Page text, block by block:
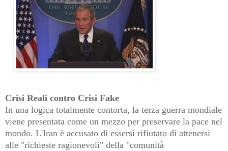
Crisi Reali contro Crisi Fake
In una logica totalmente contorta, la terza guerra mondiale
viene presentata come un mezzo per preservare la pace nel
mondo. L'Iran è accusato di essersi rifiutato di attenersi
alle "richieste ragionevoli" della "comunità